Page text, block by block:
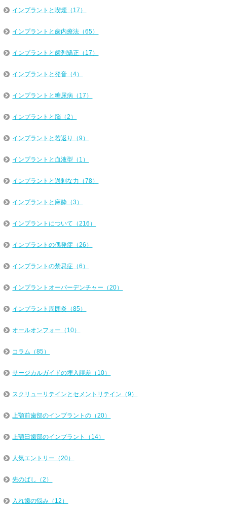
インプラントと喫煙（17）
インプラントと歯内療法（65）
インプラントと歯列矯正（17）
インプラントと発音（4）
インプラントと糖尿病（17）
インプラントと脳（2）
インプラントと若返り（9）
インプラントと血液型（1）
インプラントと過剰な力（78）
インプラントと麻酔（3）
インプラントについて（216）
インプラントの偶発症（26）
インプラントの禁忌症（6）
インプラントオーバーデンチャー（20）
インプラント周囲炎（85）
オールオンフォー（10）
コラム（85）
サージカルガイドの埋入誤差（10）
スクリューリテインとセメントリテイン（9）
上顎前歯部のインプラントの（20）
上顎臼歯部のインプラント（14）
人気エントリー（20）
先のばし（2）
入れ歯の悩み（12）